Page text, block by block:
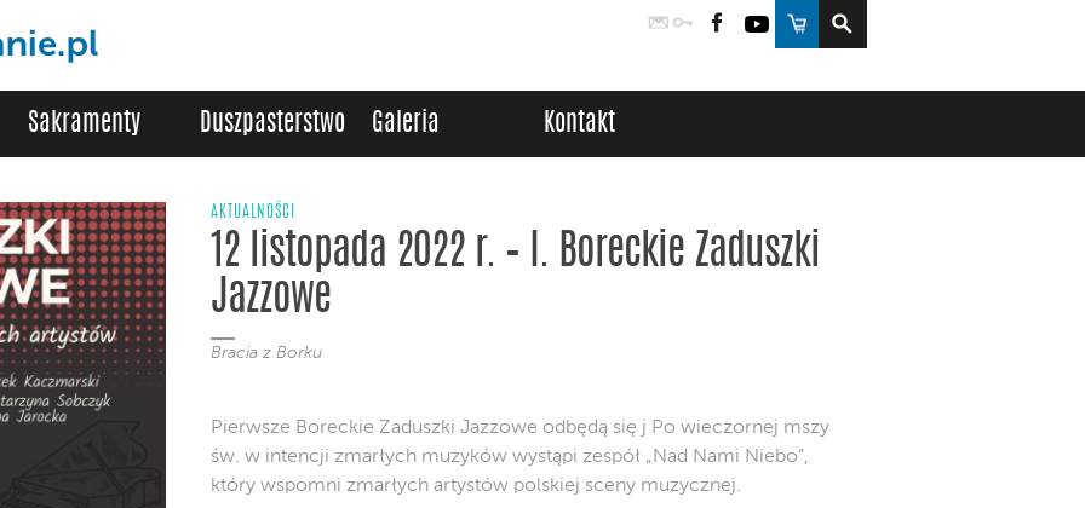
PocztaLogowanie
FacebookYouTube
Sklep
Sakramenty Duszpasterstwo Galeria Kontakt
AKTUALNOŚCI
12 listopada 2022 r. – I. Boreckie Zaduszki
Jazzowe
Bracia z Borku
Pierwsze Boreckie Zaduszki Jazzowe odbędą się j Po wieczornej mszy
św. w intencji zmarłych muzyków wystąpi zespół „Nad Nami Niebo”,
który wspomni zmarłych artystów polskiej sceny muzycznej.